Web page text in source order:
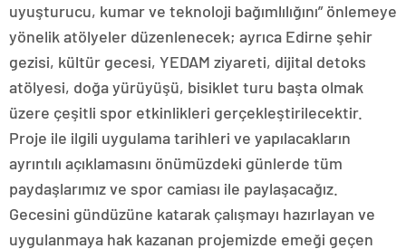
uyuşturucu, kumar ve teknoloji bağımlılığını” önlemeye
yönelik atölyeler düzenlenecek; ayrıca Edirne şehir
gezisi, kültür gecesi, YEDAM ziyareti, dijital detoks
atölyesi, doğa yürüyüşü, bisiklet turu başta olmak
üzere çeşitli spor etkinlikleri gerçekleştirilecektir.
Proje ile ilgili uygulama tarihleri ve yapılacakların
ayrıntılı açıklamasını önümüzdeki günlerde tüm
paydaşlarımız ve spor camiası ile paylaşacağız.
Gecesini gündüzüne katarak çalışmayı hazırlayan ve
uygulanmaya hak kazanan projemizde emeği geçen